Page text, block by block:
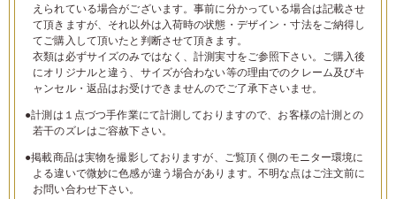
えられている場合がございます。事前に分かっている場合は記載させ
て頂きますが、それ以外は入荷時の状態・デザイン・寸法をご納得し
てご購入して頂いたと判断させて頂きます。
衣類は必ずサイズのみではなく、計測実寸をご参照下さい。ご購入後
にオリジナルと違う、サイズが合わない等の理由でのクレーム及びキ
ャンセル・返品はお受けできませんのでご了承下さいませ。
●計測は１点づつ手作業にて計測しておりますので、お客様の計測との
若干のズレはご容赦下さい。
●掲載商品は実物を撮影しておりますが、ご覧頂く側のモニター環境に
よる違いで微妙に色感が違う場合があります。不明な点はご注文前に
お問い合わせ下さい。